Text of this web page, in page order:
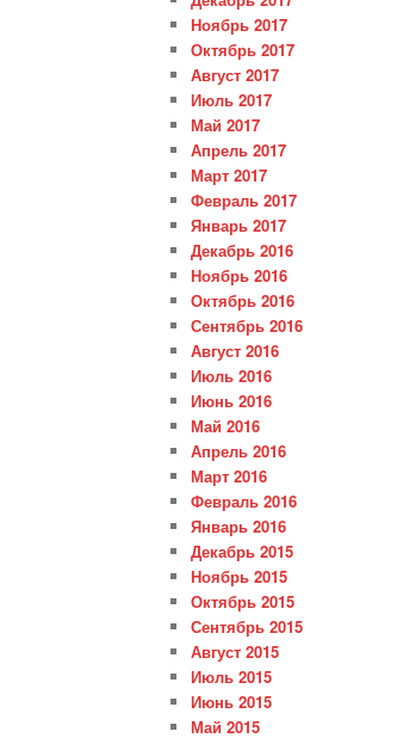
Ноябрь 2017
Октябрь 2017
Август 2017
Июль 2017
Май 2017
Апрель 2017
Март 2017
Февраль 2017
Январь 2017
Декабрь 2016
Ноябрь 2016
Октябрь 2016
Сентябрь 2016
Август 2016
Июль 2016
Июнь 2016
Май 2016
Апрель 2016
Март 2016
Февраль 2016
Январь 2016
Декабрь 2015
Ноябрь 2015
Октябрь 2015
Сентябрь 2015
Август 2015
Июль 2015
Июнь 2015
Май 2015